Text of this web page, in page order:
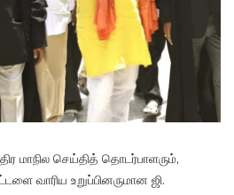
மாநில செய்தித் தொடர்பாளரும்,
வாரிய உறுப்பினருமான ஜி.